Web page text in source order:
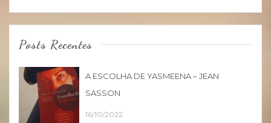
Posts Recentes
A ESCOLHA DE YASMEENA – JEAN
SASSON
16/10/2022